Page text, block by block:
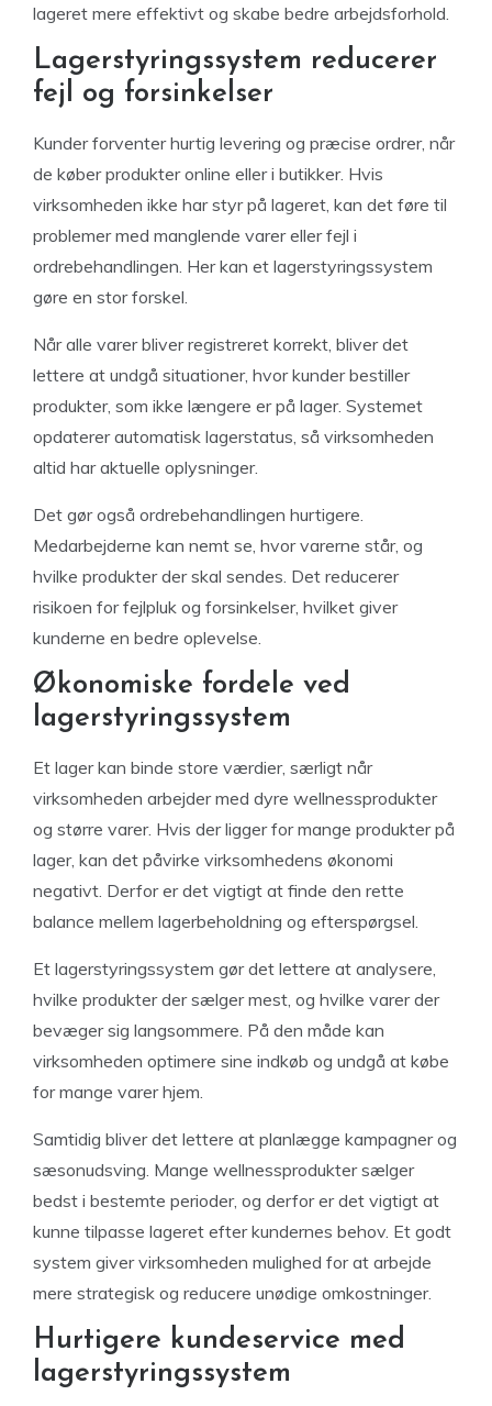
lageret mere effektivt og skabe bedre arbejdsforhold.
Lagerstyringssystem reducerer
fejl og forsinkelser
Kunder forventer hurtig levering og præcise ordrer, når
de køber produkter online eller i butikker. Hvis
virksomheden ikke har styr på lageret, kan det føre til
problemer med manglende varer eller fejl i
ordrebehandlingen. Her kan et lagerstyringssystem
gøre en stor forskel.
Når alle varer bliver registreret korrekt, bliver det
lettere at undgå situationer, hvor kunder bestiller
produkter, som ikke længere er på lager. Systemet
opdaterer automatisk lagerstatus, så virksomheden
altid har aktuelle oplysninger.
Det gør også ordrebehandlingen hurtigere.
Medarbejderne kan nemt se, hvor varerne står, og
hvilke produkter der skal sendes. Det reducerer
risikoen for fejlpluk og forsinkelser, hvilket giver
kunderne en bedre oplevelse.
Økonomiske fordele ved
lagerstyringssystem
Et lager kan binde store værdier, særligt når
virksomheden arbejder med dyre wellnessprodukter
og større varer. Hvis der ligger for mange produkter på
lager, kan det påvirke virksomhedens økonomi
negativt. Derfor er det vigtigt at finde den rette
balance mellem lagerbeholdning og efterspørgsel.
Et lagerstyringssystem gør det lettere at analysere,
hvilke produkter der sælger mest, og hvilke varer der
bevæger sig langsommere. På den måde kan
virksomheden optimere sine indkøb og undgå at købe
for mange varer hjem.
Samtidig bliver det lettere at planlægge kampagner og
sæsonudsving. Mange wellnessprodukter sælger
bedst i bestemte perioder, og derfor er det vigtigt at
kunne tilpasse lageret efter kundernes behov. Et godt
system giver virksomheden mulighed for at arbejde
mere strategisk og reducere unødige omkostninger.
Hurtigere kundeservice med
lagerstyringssystem